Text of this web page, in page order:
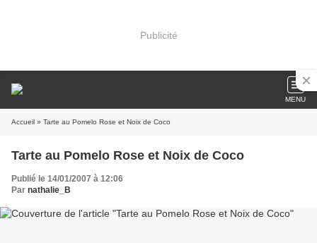
Publicité
MENU
Accueil » Tarte au Pomelo Rose et Noix de Coco
Tarte au Pomelo Rose et Noix de Coco
Publié le 14/01/2007 à 12:06
Par nathalie_B